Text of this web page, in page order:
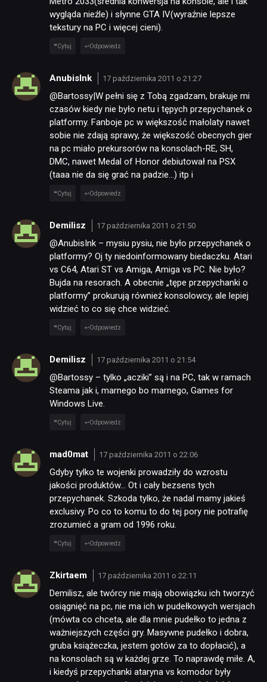
wygląda nieźle) i słynne GTA IV(wyraźnie lepsze
tekstury na PC i więcej cieni).
Cytuj Odpowiedz
AnubisInk 17 października 2011 o 21:27
@Bartossy|W pełni się z Tobą zgadzam, brakuje mi
czasów kiedy nie było netu i tępych przepychanek o
platformy. Fanboje pc w większość małolaty nawet
sobie nie zdają sprawy, że większość obecnych gier
na pc miało prekursorów na konsolach-RE, SH,
DMC, nawet Medal of Honor debiutował na PSX
(taaa nie da się grać na padzie…) itp i
Cytuj Odpowiedz
Demilisz 17 października 2011 o 21:50
@AnubisInk – mysiu pysiu, nie było przepychanek o
platformy? Oj ty niedoinformowany biedaczku. Atari
vs C64, Atari ST vs Amiga, Amiga vs PC. Nie było?
Bujda na resorach. A obecnie „tępe przepychanki o
platformy” prokurują również konsolowcy, ale lepiej
widzieć to co się chce widzieć.
Cytuj Odpowiedz
Demilisz 17 października 2011 o 21:54
@Bartossy – tylko „acziki” są i na PC, tak w ramach
Steama jak i, marnego bo marnego, Games for
Windows Live.
Cytuj Odpowiedz
mad0mat 17 października 2011 o 22:06
Gdyby tylko te wojenki prowadziły do wzrostu
jakości produktów… Ot i cały bezsens tych
przepychanek. Szkoda tylko, że nadal mamy jakieś
exclusivy. Po co to komu to do tej pory nie potrafię
zrozumieć a gram od 1996 roku.
Cytuj Odpowiedz
Zkirtaem 17 października 2011 o 22:11
Demilisz, ale twórcy nie mają obowiązku ich tworzyć
osiągnięć na pc, nie ma ich w pudełkowych wersjach
(mówta co chceta, ale dla mnie pudełko to jedna z
ważniejszych części gry. Masywne pudełko i dobra,
gruba książeczka, jestem gotów za to dopłacić), a
na konsolach są w każdej grze. To naprawdę miłe. A,
i kiedyś przepychanki ataryna vs komodor były